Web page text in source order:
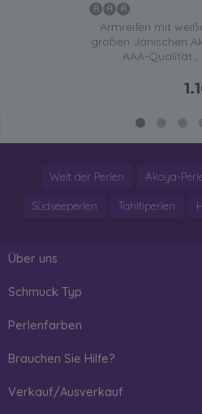
Armreifen mit
großen Janischen
AAA-Qualität ,
Welt der Perlen Akoya-
Südseeperlen Tahitiperlen
Über uns
Schmuck Typ
Perlenfarben
Brauchen Sie Hilfe?
Verkauf/Ausverkauf